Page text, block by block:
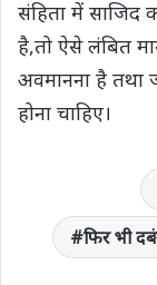
संहिता में साजिद
है,तो ऐसे लंबित
अवमानना है तथा
होना चाहिए।
फिर भी